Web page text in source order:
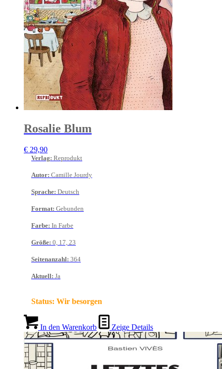
Rosalie Blum
€ 29,90
Verlag: Reprodukt
Autor: Camille Jourdy
Sprache: Deutsch
Format: Gebunden
Farbe: In Farbe
Größe: 0, 17, 23
Seitenanzahl: 364
Aktuell: Ja
Status: Wir besorgen
In den Warenkorb Zeige Details